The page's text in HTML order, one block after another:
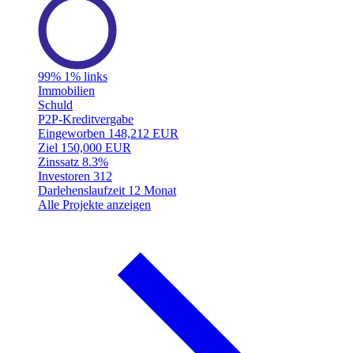
99% 1% links
Immobilien
Schuld
P2P-Kreditvergabe
Eingeworben 148,212 EUR
Ziel 150,000 EUR
Zinssatz 8.3%
Investoren 312
Darlehenslaufzeit 12 Monat
Alle Projekte anzeigen